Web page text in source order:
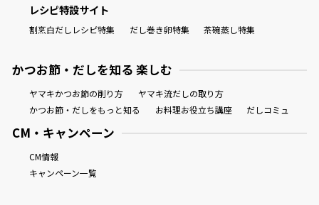
レシピ特設サイト
割烹白だしレシピ特集 だし巻き卵特集 茶碗蒸し特集
かつお節・だしを知る 楽しむ
ヤマキかつお節の削り方
ヤマキ流だしの取り方
かつお節・だしをもっと知る
お料理お役立ち講座 だしコミュ
CM・キャンペーン
CM情報
キャンペーン一覧